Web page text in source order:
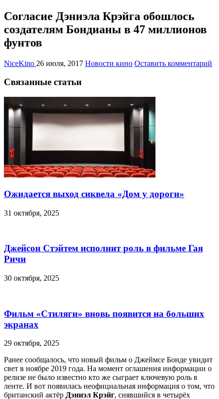
Согласие Дэниэла Крэйга обошлось
создателям Бондианы в 47 миллионов
фунтов
NiceKino 26 июля, 2017 Новости кино Оставить комментарий
Связанные статьи
Ожидается выход сиквела «Дом у дороги»
31 октября, 2025
Джейсон Стэйтем исполнит роль в фильме Гая
Ричи
30 октября, 2025
Фильм «Стиляги» вновь появится на больших
экранах
29 октября, 2025
Ранее сообщалось, что новый фильм о Джеймсе Бонде увидит
свет в ноябре 2019 года. На момент оглашения информации о
релизе не было известно кто же сыграет ключевую роль в
ленте. И вот появилась неофициальная информация о том, что
британский актёр Дэниэл Крэйг, снявшийся в четырёх